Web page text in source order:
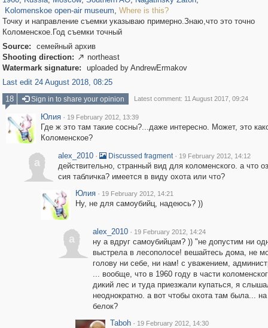
Kolomenskoe open-air museum, Where is this?
Точку и направление съемки указываю примерно.Знаю,что это точно
Коломенское.Год съемки точный
Source:
семейный архив
Shooting direction:  northeast
Watermark signature:
uploaded by AndrewErmakov
Last edit 24 August 2018, 08:25
18
Sign in to share your opinion Latest comment: 11 August 2017, 09:24
Юлия · 19 February 2012, 13:39
Где ж это там такие сосны?...даже интересно. Может, это
Коломенское?
a
alex_2010 · Discussed fragment · 19 February 2012, 14:12
действительно, странный вид для коломенского. а что
сия табличка? имеется в виду охота или что?
Юлия · 19 February 2012, 14:21
Ну, не для самоубийц, надеюсь? ))
a
alex_2010 · 19 February 2012, 14:24
ну а вдруг самоубийцам? )) "не допустим ни
выстрела в лесополосе! вешайтесь дома, не
голову ни себе, ни нам! с уважением,
... вообще, что в 1960 году в части
дикий лес и туда приезжали купаться, я
неоднократно. а вот чтобы охота там была... на
белок?
Taboh · 19 February 2012, 14:30